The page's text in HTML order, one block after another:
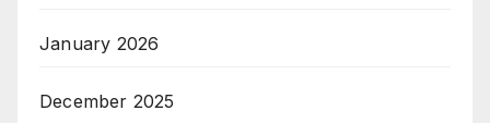
January 2026
December 2025